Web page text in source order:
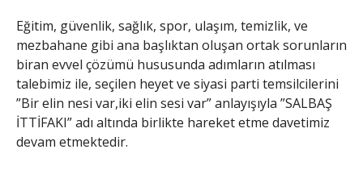
Eğitim, güvenlik, sağlık, spor, ulaşım, temizlik, ve
mezbahane gibi ana başlıktan oluşan ortak sorunların
biran evvel çözümü hususunda adımların atılması
talebimiz ile, seçilen heyet ve siyasi parti temsilcilerini
”Bir elin nesi var,iki elin sesi var” anlayışıyla ”SALBAŞ
İTTİFAKI” adı altında birlikte hareket etme davetimiz
devam etmektedir.